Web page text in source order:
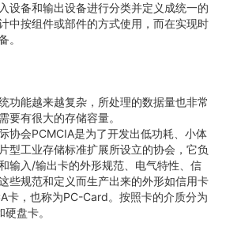
设备和输出设备进行分类并定义成统一的
中按组件或部件的方式使用，而在实现时
。
功能越来越复杂，所处理的数据量也非常
要有很大的存储容量。
协会PCMCIA是为了开发出低功耗、小体
型工业存储标准扩展所设立的协会，它负
输入/输出卡的外形规范、电气特性、信
些规范和定义而生产出来的外形如信用卡
卡，也称为PC-Card。按照卡的介质分为
盘卡。